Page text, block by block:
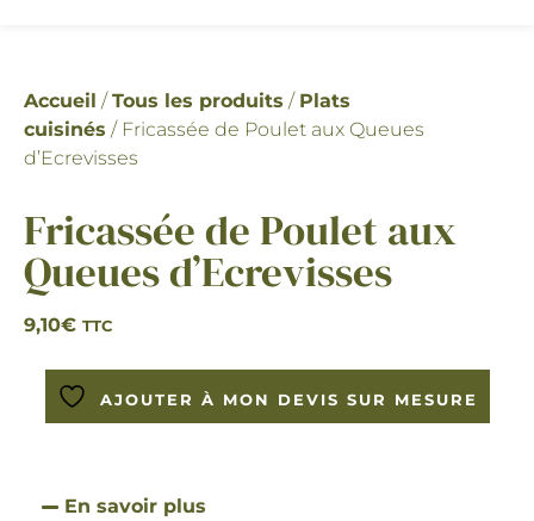
Accueil /Tous les produits / Plats
cuisinés / Fricassée de Poulet aux Queues
d’Ecrevisses
Fricassée de Poulet aux
Queues d’Ecrevisses
9,10€ TTC
AJOUTER À MON DEVIS SUR MESURE
En savoir plus